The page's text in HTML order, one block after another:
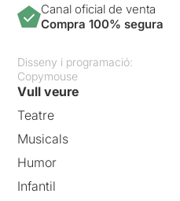
Canal oficial de venta
Compra 100% segura
Disseny i programació:
Copymouse
Vull veure
Teatre
Musicals
Humor
Infantil